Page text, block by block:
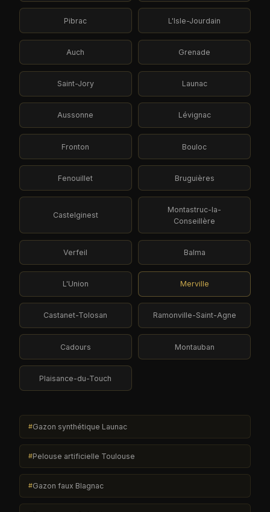
Pibrac L'Isle-Jourdain
Auch Grenade
Saint-Jory Launac
Aussonne Lévignac
Fronton Bouloc
Fenouillet Bruguières
Castelginest
Montastruc-la-
Conseillère
Verfeil Balma
L'Union Merville
Castanet-Tolosan Ramonville-Saint-Agne
Cadours Montauban
Plaisance-du-Touch
Gazon synthétique Launac
Pelouse artificielle Toulouse
Gazon faux Blagnac